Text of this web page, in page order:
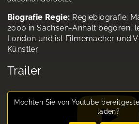
Biografie Regie: Regiebiografie:
2000 in Sachsen-Anhalt begoren,
London und ist Filmemacher und
Künstler.
Trailer
Möchten Sie von Youtube
laden?